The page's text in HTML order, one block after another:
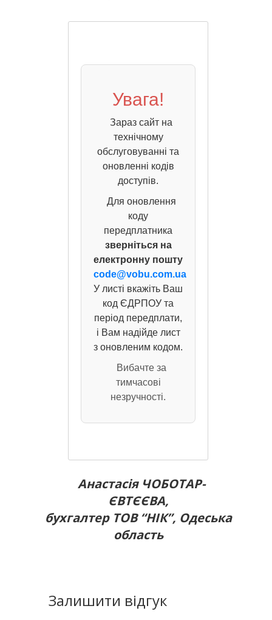
Увага!
Зараз сайт на
технічному
обслуговуванні та
оновленні кодів
доступів.
Для оновлення
коду
передплатника
зверніться на
електронну пошту
code@vobu.com.ua
У листі вкажіть Ваш
код ЄДРПОУ та
період передплати,
і Вам надійде лист
з оновленим кодом.
Вибачте за
тимчасові
незручності.
Анастасія ЧОБОТАР-
ЄВТЄЄВА,
бухгалтер ТОВ “НІК”, Одеська
область
Залишити відгук